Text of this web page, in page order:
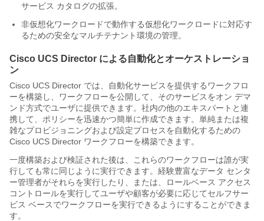
サービス カタログの拡張。
非仮想化ワークロードで動作する仮想化ワークロードに対応す
るための安全なマルチテナント環境の管理。
Cisco UCS Director による自動化とオーケストレーショ
ン
Cisco UCS Director では、自動化サービスを提供するワークフロ
ーを構築し、ワークフローを公開して、そのサービスをオン デマ
ンド方式でユーザに提供できます。社内の他のエキスパートと連
携して、ポリシーを迅速かつ簡単に作成できます。単純または複
雑なプロビジョニングおよび設定プロセスを自動化するための
Cisco UCS Director ワークフローを構築できます。
一度構築および検証された後は、これらのワークフローは誰が実
行しても常に同じように実行できます。経験豊富なデータ センタ
ー管理者がそれらを実行したり、または、ロールベース アクセス
コントロールを実行してユーザや顧客が必要に応じてセルフサー
ビス ベースでワークフローを実行できるようにすることができま
す。